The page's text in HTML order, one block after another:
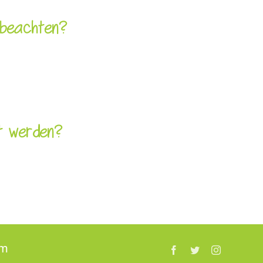
werden?
Facebook
TwitterInstagram